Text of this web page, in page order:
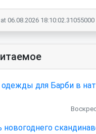
06.08.2026 18:10:02.31055000
для Барби в